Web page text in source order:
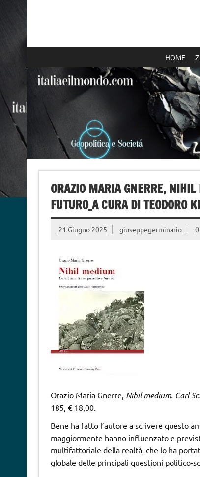
HOME
ORAZIO MARIA GNERRE,
FUTURO_A CURA DI TEODORO
21 Giugno 2025 giuseppegerminario
Orazio Maria Gnerre, Nihil medium. Carl
185, € 18,00.
Bene ha fatto l’autore a scrivere questo
maggiormente hanno influenzato e
multifattoriale della realtà, che lo ha
globale delle principali questioni politico-